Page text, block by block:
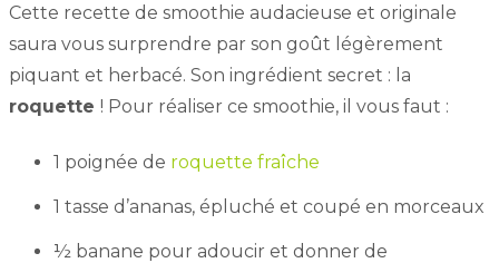
Cette recette de smoothie audacieuse et originale
saura vous surprendre par son goût légèrement
piquant et herbacé. Son ingrédient secret : la
roquette ! Pour réaliser ce smoothie, il vous faut :
1 poignée de roquette fraîche
1 tasse d’ananas, épluché et coupé en morceaux
½ banane pour adoucir et donner de